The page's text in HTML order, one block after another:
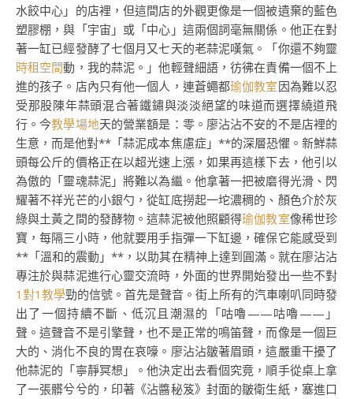
水餃中心」的店裡，但這間店的外觀更像是一個被遺棄的藍色
塑膠棚，與「宇宙」或「中心」這兩個詞毫無關係。他正在對
著一缸已經發酵了七個月又七天的老蒜泥嘆氣。「你還不夠靈
時租空間動，我的蒜泥。」他輕聲細語，彷彿在責備一個不上
進的孩子。店內只有他一個人，連蒼蠅都瑜伽教室因為難以忍
受那股陳年蒜頭混合著鐵鏽與淡淡絕望的味道而選擇繞道飛
行。今教學場地天的營業額是：零。廖沾沾不安的不是店裡的
生意，而是他對**「蒜泥成本焦慮症」**的深層恐懼。新鮮蒜
頭每公斤的價格正在以超光速上漲，如果再這樣下去，他引以
為傲的「靈魂蒜泥」將難以為繼。他拿著一把被磨得光滑、閃
耀著不祥光芒的小銀勺，從缸底撈起一坨濃稠的、顏色介於灰
綠與土黃之間的發酵物。這蒜泥被他照顧得瑜伽教室像稀世珍
寶，每隔三小時，他就要用手指彈一下缸邊，確保它能感受到
**「溫和的震動」**，以助其在精神上達到圓滿。就在廖沾沾
專注於與蒜泥進行心靈交流時，外面的世界開始發出一些不對
1對1教學勁的信號。首先是聲音。街上所有的汽車喇叭同時發
出了一個持續不斷、低沉且潮濕的「咕嚕——咕嚕——」
聲。這聲音不是引擎聲，也不是正常的鳴笛聲，而像是一個巨
大的、消化不良的胃在哀嚎。廖沾沾皺著眉頭，這嚴重干擾了
他蒜泥的「寧靜冥想」。他決定出去看個究竟，順手從桌上拿
了一張髒兮兮的，印著《沾醬秘笈》封面的皺衛生紙，塞進口